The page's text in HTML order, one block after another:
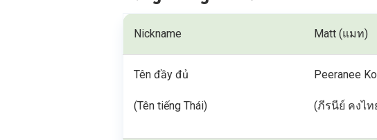
Nickname Matt (แมท)
Tên đầy đủ
(Tên tiếng Thái)
Peeranee
(ภีรนีย์ คงไท